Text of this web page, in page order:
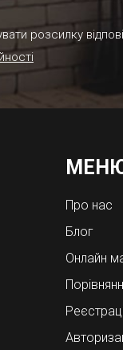
розсилку
Про нас
Блог
Онлайн